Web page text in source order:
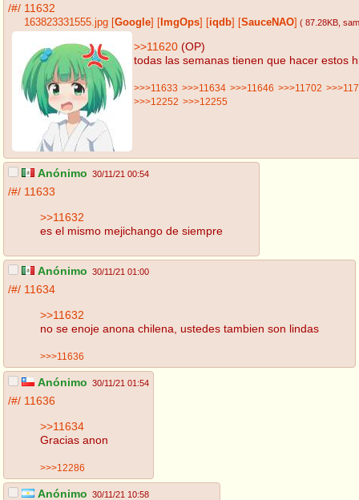
/#/ 11632
163823331555.jpg Google ImgOps iqdb SauceNAO ( 87.28KB ,
>>11620 (OP)
todas las semanas tienen que hacer estos
>>>11633 >>>11634 >>>11646 >>>11702
>>>12252 >>>12255
Anónimo 30/11/21 00:54
/#/ 11633
>>11632
es el mismo mejichango de siempre
Anónimo 30/11/21 01:00
/#/ 11634
>>11632
no se enoje anona chilena, ustedes tambien son lindas
>>>11636
Anónimo 30/11/21 01:54
/#/ 11636
>>11634
Gracias anon
>>>12286
Anónimo 30/11/21 10:58